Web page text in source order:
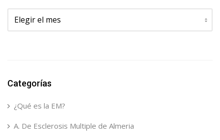
Archivos
Categorías
¿Qué es la EM?
A. De Esclerosis Multiple de Almeria